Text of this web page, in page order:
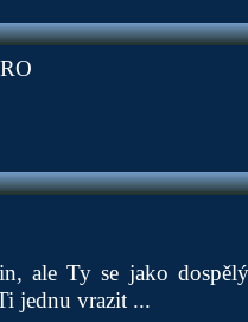
ale Ty se jako
jednu vrazit ...